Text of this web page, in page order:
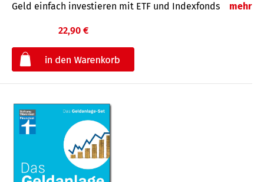
Geld einfach investieren mit ETF und Indexfonds mehr
22,90 €